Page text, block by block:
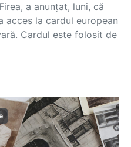
a anunţat, luni, că
acces la cardul european
Cardul este folosit de